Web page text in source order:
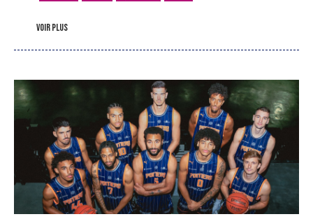
voir plus